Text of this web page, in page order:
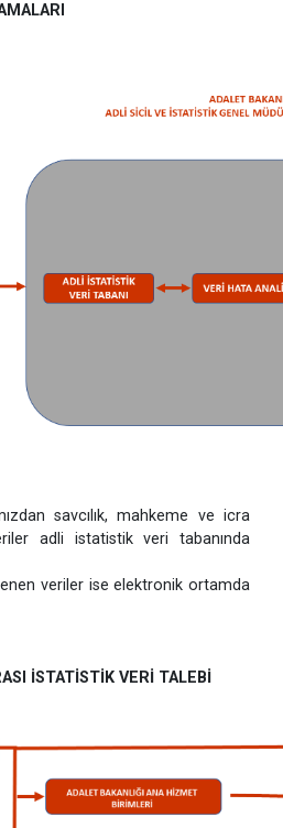
savcılık, mahkeme ve icra
adli istatistik veri tabanında
veriler ise elektronik ortamda
İSTATİSTİK VERİ TALEBİ